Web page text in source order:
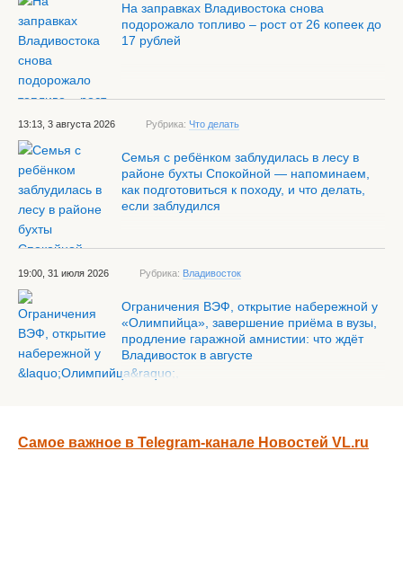
На заправках Владивостока снова
подорожало топливо – рост от 26 копеек до
17 рублей
13:13, 3 августа 2026 Рубрика: Что делать
Семья с ребёнком заблудилась в лесу в
районе бухты Спокойной — напоминаем,
как подготовиться к походу, и что делать,
если заблудился
19:00, 31 июля 2026 Рубрика: Владивосток
Ограничения ВЭФ, открытие набережной у
«Олимпийца», завершение приёма в вузы,
продление гаражной амнистии: что ждёт
Владивосток в августе
Самое важное в Telegram-канале Новостей VL.ru